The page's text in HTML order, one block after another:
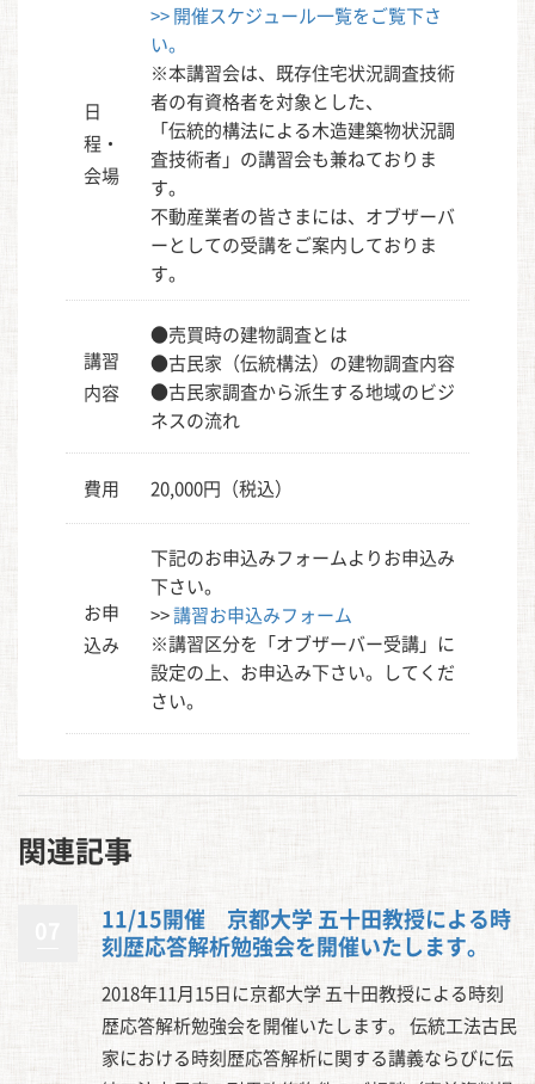
日
程・
会場
>> 開催スケジュール一覧をご覧下さ
い。
※本講習会は、既存住宅状況調査技術
者の有資格者を対象とした、
「伝統的構法による木造建築物状況調
査技術者」の講習会も兼ねておりま
す。
不動産業者の皆さまには、オブザーバ
ーとしての受講をご案内しておりま
す。
講習
内容
●売買時の建物調査とは
●古民家（伝統構法）の建物調査内容
●古民家調査から派生する地域のビジ
ネスの流れ
費用 20,000円（税込）
お申
込み
下記のお申込みフォームよりお申込み
下さい。
>>講習お申込みフォーム
※講習区分を「オブザーバー受講」に
設定の上、お申込み下さい。してくだ
さい。
関連記事
11/15開催 京都大学 五十田教授による時
刻歴応答解析勉強会を開催いたします。
2018年11月15日に京都大学 五十田教授による時刻
歴応答解析勉強会を開催いたします。 伝統工法古民
家における時刻歴応答解析に関する講義ならびに伝